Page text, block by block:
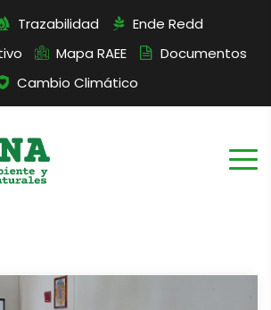
Trazabilidad
Ende Redd
Mapa RAEE
Documentos
Cambio Climático